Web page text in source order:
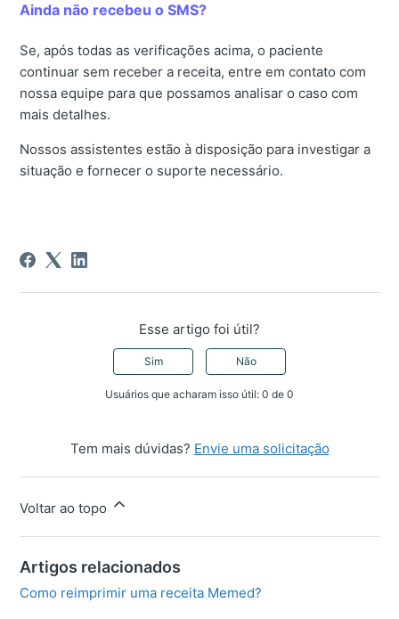
Ainda não recebeu o SMS?
Se, após todas as verificações acima, o paciente
continuar sem receber a receita, entre em contato com
nossa equipe para que possamos analisar o caso com
mais detalhes.
Nossos assistentes estão à disposição para investigar a
situação e fornecer o suporte necessário.
Esse artigo foi útil?
Sim Não
Usuários que acharam isso útil: 0 de 0
Tem mais dúvidas? Envie uma solicitação
Voltar ao topo
Artigos relacionados
Como reimprimir uma receita Memed?